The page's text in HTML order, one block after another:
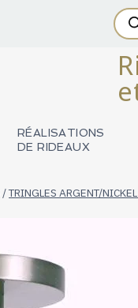
de
RÉALISATIONS
DE RIDEAUX
/TRINGLES ARGENT/